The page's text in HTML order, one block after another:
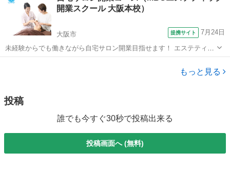
開業スクール 大阪本校）
大阪市 提携サイト 7月24日
未経験からでも働きながら自宅サロン開業目指せます！ エステティシ
ャンを多く輩出したエステティック職業訓練校の充実したカリキュラ
もっと見る
投稿
誰でも今すぐ30秒で投稿出来る
投稿画面へ (無料)